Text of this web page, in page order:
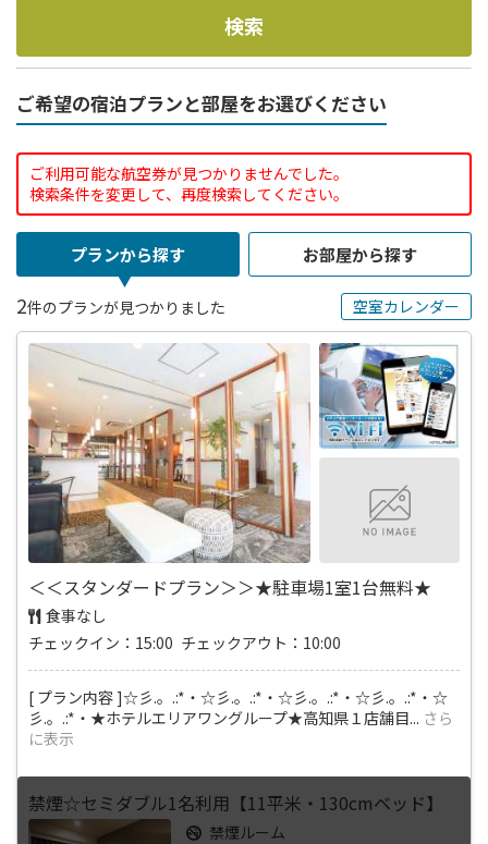
検索
ご希望の宿泊プランと部屋をお選びください
ご利用可能な航空券が見つかりませんでした。
検索条件を変更して、再度検索してください。
プランから探す お部屋から探す
2件のプランが見つかりました 空室カレンダー
＜＜スタンダードプラン＞＞★駐車場1室1台無料★
食事なし
チェックイン：15:00 チェックアウト：10:00
[ プラン内容 ]☆彡.。.:*・☆彡.。.:*・☆彡.。.:*・☆彡.。.:*・☆
彡.。.:*・★ホテルエリアワングループ★高知県１店舗目... さら
に表示
禁煙☆セミダブル1名利用【11平米・130cmベッド】
禁煙ルーム